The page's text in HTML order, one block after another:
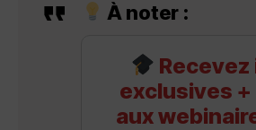
À noter :
exclusives
aux